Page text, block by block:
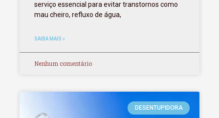
serviço essencial para evitar transtornos como
mau cheiro, refluxo de água,
SAIBA MAIS »
Nenhum comentário
DESENTUPIDORA